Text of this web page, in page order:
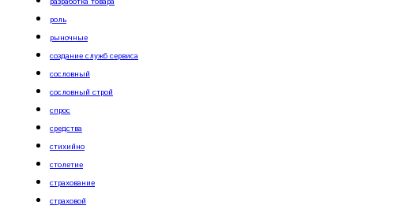
роль
рыночные
создание служб сервиса
сословный
сословный строй
спрос
средства
стихийно
столетие
страхование
страховой